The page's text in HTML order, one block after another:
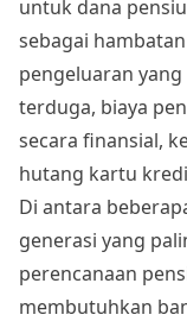
untuk dana
sebagai
pengeluaran
terduga, biaya
secara finansial,
hutang kartu
Di antara
generasi yang
perencanaan
membutuhkan